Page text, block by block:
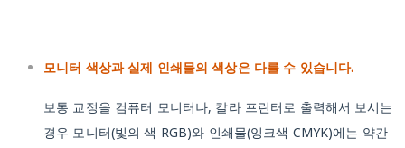
모니터 색상과 실제 인쇄물의 색상은 다를 수 있습니다.
보통 교정을 컴퓨터 모니터나, 칼라 프린터로 출력해서 보시는
경우 모니터(빛의 색 RGB)와 인쇄물(잉크색 CMYK)에는 약간